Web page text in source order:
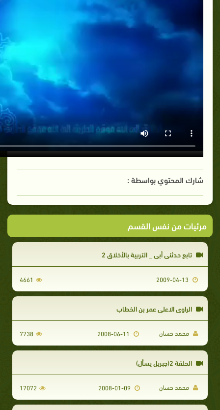
شارك المحتوي بواسطة :
مرئيات من نفس القسم
تابع حدثني أبي _ التربية بالأخلاق 2
4661
الراوى الاعلى عمر بن الخطاب
محمد حسان 7738
الحلقة 2(جبريل يسأل)
محمد حسان 17072